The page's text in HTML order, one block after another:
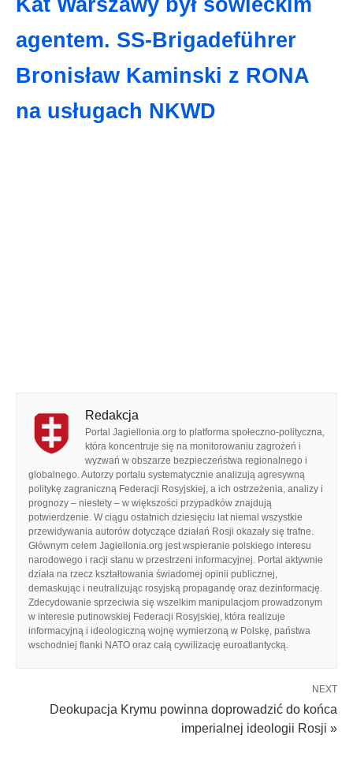
Kat Warszawy był sowieckim
agentem. SS-Brigadeführer
Bronisław Kaminski z RONA
na usługach NKWD
Redakcja
Portal Jagiellonia.org to platforma społeczno-polityczna,
która koncentruje się na monitorowaniu zagrożeń i
wyzwań w obszarze bezpieczeństwa regionalnego i
globalnego. Autorzy portalu systematycznie analizują agresywną
politykę zagraniczną Federacji Rosyjskiej, a ich ostrzeżenia, analizy i
prognozy – niestety – w większości przypadków znajdują
potwierdzenie. W ciągu ostatnich dziesięciu lat niemal wszystkie
przewidywania autorów dotyczące działań Rosji okazały się trafne.
Głównym celem Jagiellonia.org jest wspieranie polskiego interesu
narodowego i racji stanu w przestrzeni informacyjnej. Portal aktywnie
działa na rzecz kształtowania świadomej opinii publicznej,
demaskując i neutralizując rosyjską propagandę oraz dezinformację.
Zdecydowanie sprzeciwia się wszelkim manipulacjom prowadzonym
w interesie putinowskiej Federacji Rosyjskiej, która realizuje
informacyjną i ideologiczną wojnę wymierzoną w Polskę, państwa
wschodniej flanki NATO oraz całą cywilizację euroatlantycką.
NEXT
Deokupacja Krymu powinna doprowadzić do końca
imperialnej ideologii Rosji »